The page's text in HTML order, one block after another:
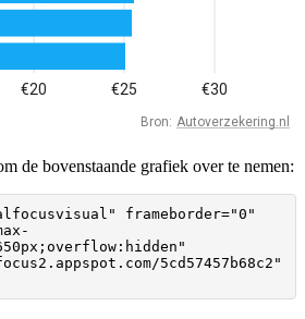
de bovenstaande grafiek over te nemen:
frameborder="0"
5cd57457b68c2"